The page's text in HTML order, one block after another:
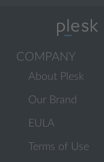
COMPANY
About Plesk
Our Brand
EULA
Terms of Use